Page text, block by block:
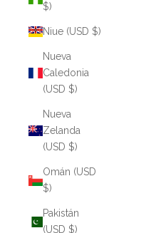
$)
Niue (USD $)
Nueva
Caledonia
(USD $)
Nueva
Zelanda
(USD $)
Omán (USD
$)
Pakistán
(USD $)